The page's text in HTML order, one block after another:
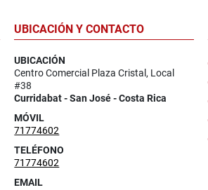
UBICACIÓN Y CONTACTO
UBICACIÓN
Centro Comercial Plaza Cristal, Local
#38
Curridabat - San José - Costa Rica
MÓVIL
71774602
TELÉFONO
71774602
EMAIL